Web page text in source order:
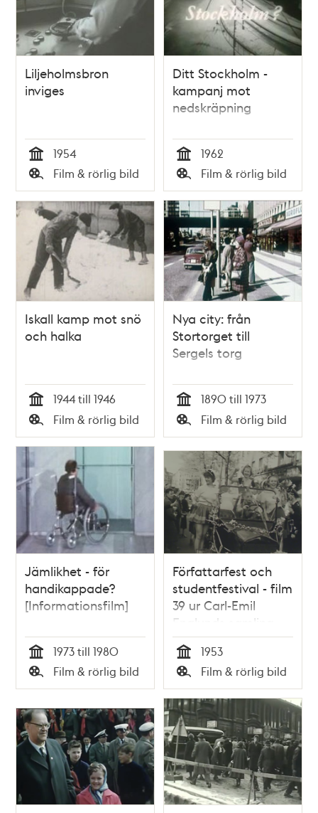
Liljeholmsbron
inviges
Tid
1954
Typ
Film & rörlig bild
Ditt Stockholm -
kampanj mot
nedskräpning
Tid
1962
Typ
Film & rörlig bild
Iskall kamp mot snö
och halka
Tid
1944 till 1946
Typ
Film & rörlig bild
Nya city: från
Stortorget till
Sergels torg
Tid
1890 till 1973
Typ
Film & rörlig bild
Jämlikhet - för
handikappade?
[Informationsfilm]
Tid
1973 till 1980
Typ
Film & rörlig bild
Författarfest och
studentfestival - film
39 ur Carl-Emil
Englunds samling
Tid
1953
Typ
Film & rörlig bild